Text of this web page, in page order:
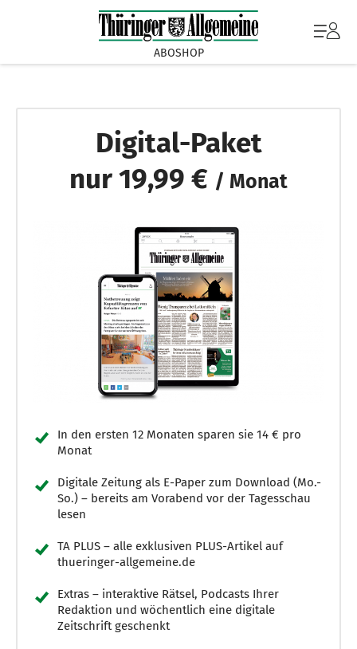
ABOSHOP
Digital-Paket
nur 19,99 € / Monat
In den ersten 12 Monaten sparen sie 14 € pro
Monat
Digitale Zeitung als E-Paper zum Download (Mo.-
So.) – bereits am Vorabend vor der Tagesschau
lesen
TA PLUS – alle exklusiven PLUS-Artikel auf
thueringer-allgemeine.de
Extras – interaktive Rätsel, Podcasts Ihrer
Redaktion und wöchentlich eine digitale
Zeitschrift geschenkt